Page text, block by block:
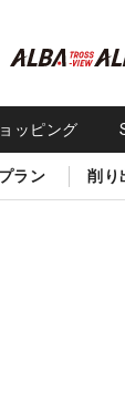
ッピング
ラン 削り